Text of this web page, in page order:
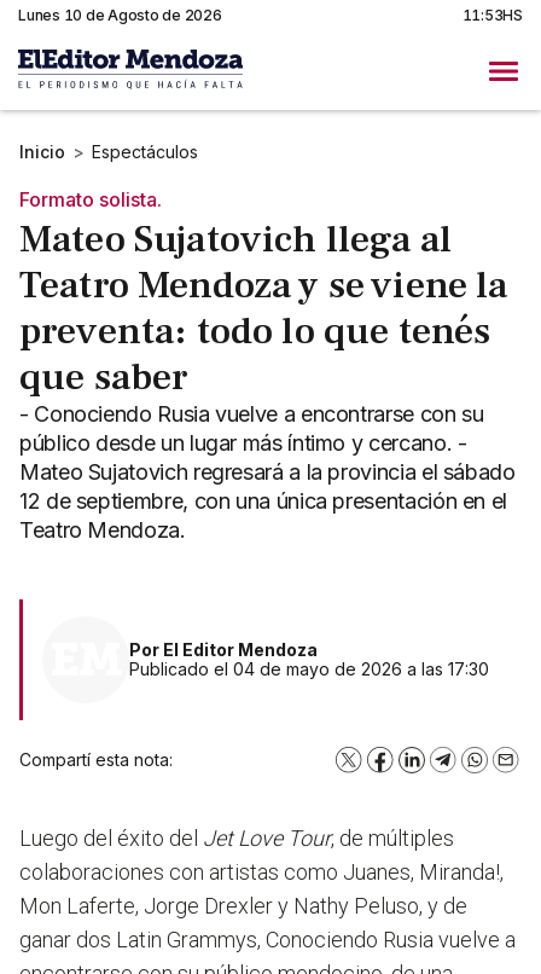
Lunes 10 de Agosto de 2026 11:53HS
Inicio > Espectáculos
Formato solista.
Mateo Sujatovich llega al
Teatro Mendoza y se viene la
preventa: todo lo que tenés
que saber
- Conociendo Rusia vuelve a encontrarse con su
público desde un lugar más íntimo y cercano. -
Mateo Sujatovich regresará a la provincia el sábado
12 de septiembre, con una única presentación en el
Teatro Mendoza.
Por El Editor Mendoza
Publicado el 04 de mayo de 2026 a las 17:30
Compartí esta nota: X Facebook
LinkedInTelegram
Luego del éxito del Jet Love Tour, de múltiples
colaboraciones con artistas como Juanes, Miranda!,
Mon Laferte, Jorge Drexler y Nathy Peluso, y de
ganar dos Latin Grammys, Conociendo Rusia vuelve a